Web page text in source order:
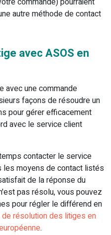
autre méthode de contact
avec ASOS en
avec une commande
façons de résoudre un
pour gérer efficacement
avec le service client
contacter le service
les moyens de contact listés
de la réponse du
pas résolu, vous pouvez
pour régler le différend en
résolution des litiges en
.